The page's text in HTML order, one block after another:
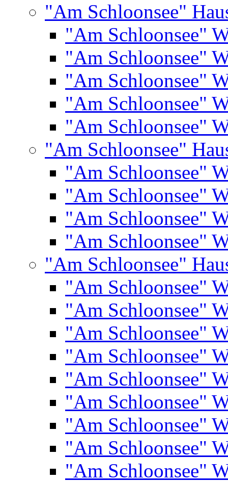
"Am Schloonsee"
"Am Schloonsee"
"Am Schloonsee"
"Am Schloonsee"
"Am Schloonsee"
"Am Schloonsee"
"Am Schloonsee"
"Am Schloonsee"
"Am Schloonsee"
"Am Schloonsee"
"Am Schloonsee"
"Am Schloonsee"
"Am Schloonsee"
"Am Schloonsee"
"Am Schloonsee"
"Am Schloonsee"
"Am Schloonsee"
"Am Schloonsee"
"Am Schloonsee"
"Am Schloonsee"
"Am Schloonsee"